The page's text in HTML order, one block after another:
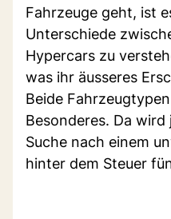
Fahrzeuge geht, ist
Unterschiede
Hypercars zu
was ihr äusseres
Beide
Besonderes. Da
Suche nach einem
hinter dem Steuer